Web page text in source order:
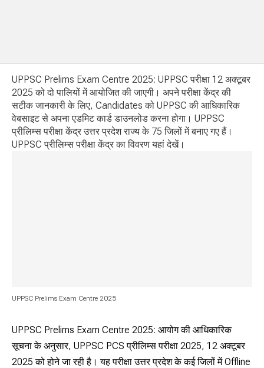
UPPSC Prelims Exam Centre 2025: UPPSC परीक्षा 12 अक्टूबर
2025 को दो पालियों में आयोजित की जाएगी। अपने परीक्षा केंद्र की
सटीक जानकारी के लिए, Candidates को UPPSC की आधिकारिक
वेबसाइट से अपना एडमिट कार्ड डाउनलोड करना होगा। UPPSC
प्रीलिम्स परीक्षा केंद्र उत्तर प्रदेश राज्य के 75 जिलों में बनाए गए हैं।
UPPSC प्रीलिम्स परीक्षा केंद्र का विवरण यहां देखें।
UPPSC Prelims Exam Centre 2025
UPPSC Prelims Exam Centre 2025: आयोग की आधिकारिक
सूचना के अनुसार, UPPSC PCS प्रीलिम्स परीक्षा 2025, 12 अक्टूबर
2025 को होने जा रही है। यह परीक्षा उत्तर प्रदेश के कई जिलों में Offline